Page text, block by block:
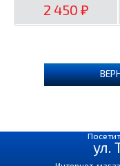
2 450 ₽
ул.